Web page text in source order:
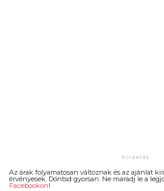
Az árak folyamatosan változnak és az ajánlat
érvényesek. Döntsd gyorsan. Ne maradj le a
Facebookon!